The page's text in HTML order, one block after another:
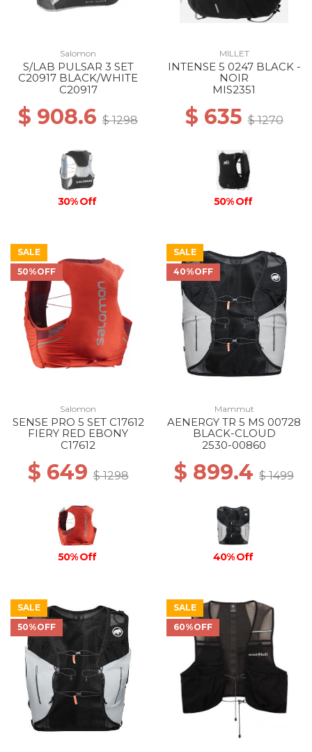
Salomon
S/LAB PULSAR 3 SET
C20917 BLACK/WHITE
C20917
$ 908.6 $ 1298
30% Off
MILLET
INTENSE 5 0247 BLACK -
NOIR
MIS2351
$ 635$ 1270
50% Off
SALE
50%OFF
Salomon
SENSE PRO 5 SET C17612
FIERY RED EBONY
C17612
$ 649$ 1298
50% Off
SALE
40%OFF
Mammut
AENERGY TR 5 MS 00728
BLACK-CLOUD
2530-00860
$ 899.4 $ 1499
40% Off
SALE
50%OFF
SALE
60%OFF